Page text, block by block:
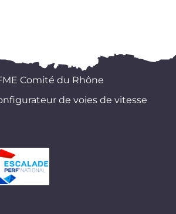
Comité du Rhône
de voies de vitesse